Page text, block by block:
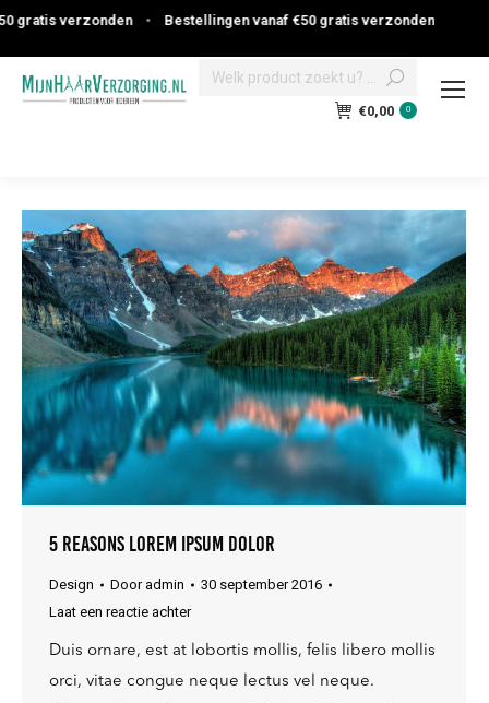
verzonden • Bestellingen vanaf €50 gratis verzonden
Search:
€0,00 0
5 Reasons lorem ipsum dolor
Design Dooradmin
30 september 2016
Laat een reactie achter
Duis ornare, est at lobortis mollis, felis libero mollis
orci, vitae congue neque lectus vel neque.